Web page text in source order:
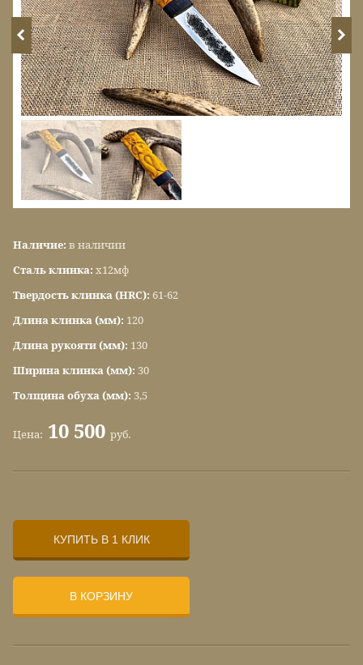
Наличие: в наличии
Сталь клинка: х12мф
Твердость клинка (HRC): 61-62
Длина клинка (мм): 120
Длина рукояти (мм): 130
Ширина клинка (мм): 30
Толщина обуха (мм): 3,5
Цена: 10 500 руб.
КУПИТЬ В 1 КЛИК
В КОРЗИНУ